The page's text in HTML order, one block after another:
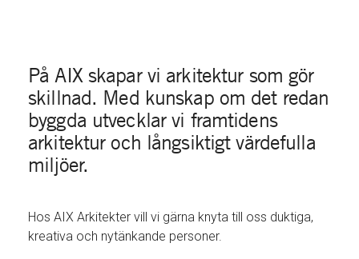
På AIX skapar vi arkitektur som gör
skillnad. Med kunskap om det redan
byggda utvecklar vi framtidens
arkitektur och långsiktigt värdefulla
miljöer.
Hos AIX Arkitekter vill vi gärna knyta till oss duktiga,
kreativa och nytänkande personer.